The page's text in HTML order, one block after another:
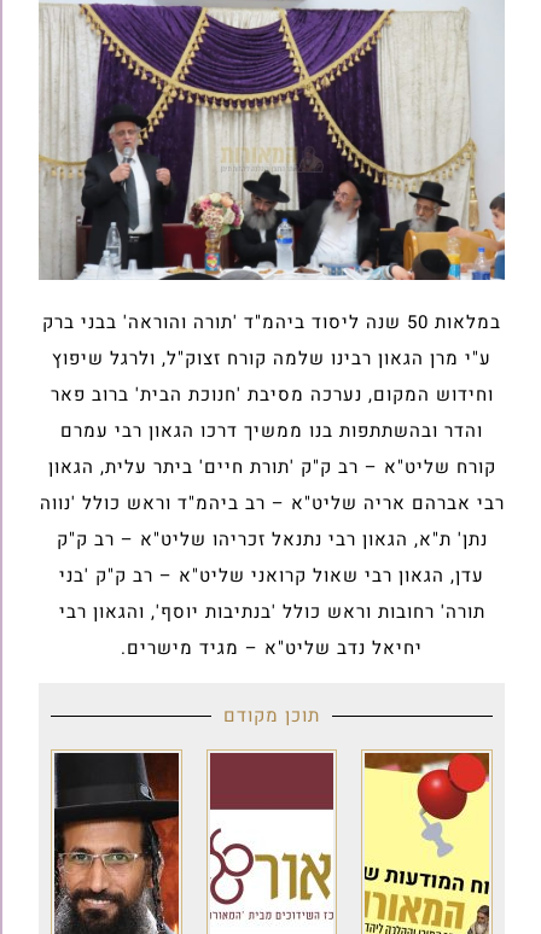
במלאות 50 שנה ליסוד ביהמ"ד 'תורה והוראה' בבני ברק
ע"י מרן הגאון רבינו שלמה קורח זצוק"ל, ולרגל שיפוץ
וחידוש המקום, נערכה מסיבת 'חנוכת הבית' ברוב פאר
והדר ובהשתתפות בנו ממשיך דרכו הגאון רבי עמרם
קורח שליט"א – רב ק"ק 'תורת חיים' ביתר עלית, הגאון
רבי אברהם אריה שליט"א – רב ביהמ"ד וראש כולל 'נווה
נתן' ת"א, הגאון רבי נתנאל זכריהו שליט"א – רב ק"ק
עדן, הגאון רבי שאול קרואני שליט"א – רב ק"ק 'בני
תורה' רחובות וראש כולל 'בנתיבות יוסף', והגאון רבי
יחיאל נדב שליט"א – מגיד מישרים.
תוכן מקודם